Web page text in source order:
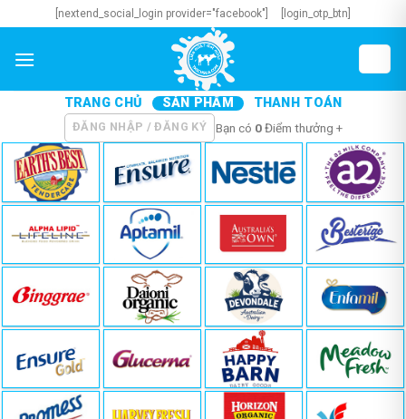
to
content
[nextend_social_login provider="facebook"] [login_otp_btn]
TRANG CHỦ SẢN PHẨM THANH TOÁN
ĐĂNG NHẬP / ĐĂNG KÝ Bạn có 0Điểm thưởng +